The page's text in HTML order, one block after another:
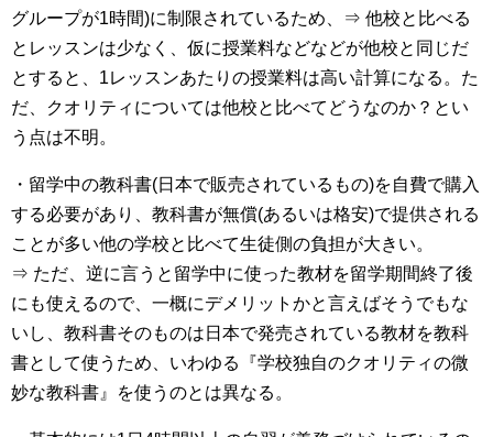
グループが1時間)に制限されているため、⇒ 他校と比べる
とレッスンは少なく、仮に授業料などなどが他校と同じだ
とすると、1レッスンあたりの授業料は高い計算になる。た
だ、クオリティについては他校と比べてどうなのか？とい
う点は不明。
・留学中の教科書(日本で販売されているもの)を自費で購入
する必要があり、教科書が無償(あるいは格安)で提供される
ことが多い他の学校と比べて生徒側の負担が大きい。
⇒ ただ、逆に言うと留学中に使った教材を留学期間終了後
にも使えるので、一概にデメリットかと言えばそうでもな
いし、教科書そのものは日本で発売されている教材を教科
書として使うため、いわゆる『学校独自のクオリティの微
妙な教科書』を使うのとは異なる。